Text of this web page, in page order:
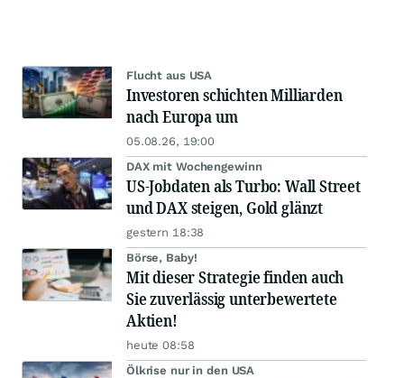
Flucht aus USA
Investoren schichten Milliarden
nach Europa um
05.08.26, 19:00
DAX mit Wochengewinn
US-Jobdaten als Turbo: Wall Street
und DAX steigen, Gold glänzt
gestern 18:38
Börse, Baby!
Mit dieser Strategie finden auch
Sie zuverlässig unterbewertete
Aktien!
heute 08:58
Ölkrise nur in den USA